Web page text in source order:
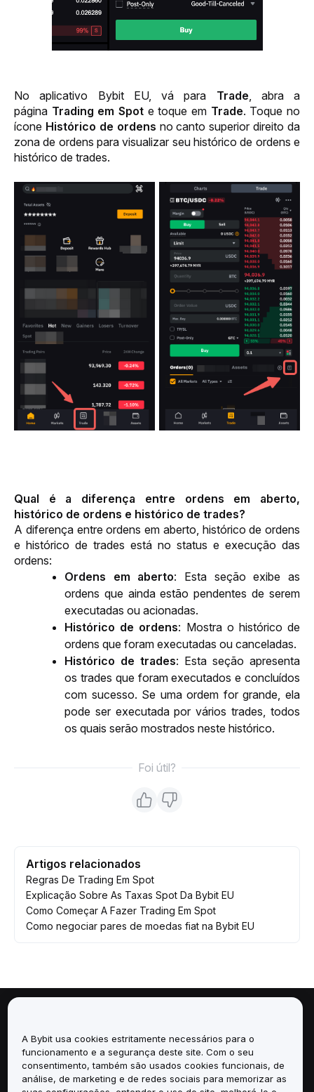
No aplicativo Bybit EU, vá para Trade, abra a
página Trading em Spot e toque em Trade. Toque no
ícone Histórico de ordens no canto superior direito da
zona de ordens para visualizar seu histórico de ordens e
histórico de trades.
Qual é a diferença entre ordens em aberto,
histórico de ordens e histórico de trades?
A diferença entre ordens em aberto, histórico de ordens
e histórico de trades está no status e execução das
ordens:
Ordens em aberto: Esta seção exibe as
ordens que ainda estão pendentes de serem
executadas ou acionadas.
Histórico de ordens: Mostra o histórico de
ordens que foram executadas ou canceladas.
Histórico de trades: Esta seção apresenta
os trades que foram executados e concluídos
com sucesso. Se uma ordem for grande, ela
pode ser executada por vários trades, todos
os quais serão mostrados neste histórico.
Foi útil?
Artigos relacionados
Regras De Trading Em Spot
Explicação Sobre As Taxas Spot Da Bybit EU
Como Começar A Fazer Trading Em Spot
Como negociar pares de moedas fiat na Bybit EU
Serviços
Suporte
A Bybit usa cookies estritamente necessários para o
funcionamento e a segurança deste site. Com o seu
consentimento, também são usados cookies funcionais, de
análise, de marketing e de redes sociais para memorizar as